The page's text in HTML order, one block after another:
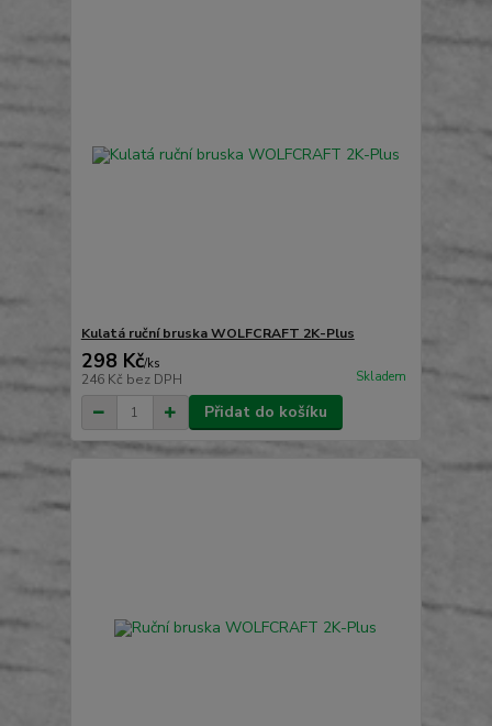
Kulatá ruční bruska WOLFCRAFT 2K-Plus
298 Kč/ks
246 Kč bez DPH Skladem
Přidat do košíku